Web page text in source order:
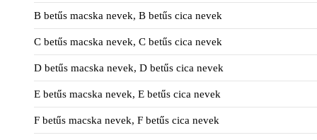
B betűs macska nevek, B betűs cica nevek
C betűs macska nevek, C betűs cica nevek
D betűs macska nevek, D betűs cica nevek
E betűs macska nevek, E betűs cica nevek
F betűs macska nevek, F betűs cica nevek